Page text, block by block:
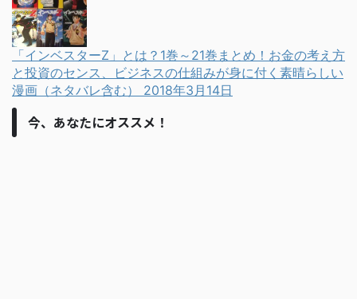
「インベスターZ」とは？1巻～21巻まとめ！お金の考え方
と投資のセンス、ビジネスの仕組みが身に付く素晴らしい
漫画（ネタバレ含む） 2018年3月14日
今、あなたにオススメ！